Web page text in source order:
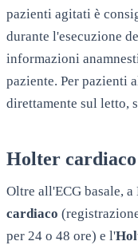
pazienti agitati è
durante l'esecuzione
informazioni
paziente. Per pazienti
direttamente sul letto,
Holter cardiaco
Oltre all'ECG basale, a
cardiaco
per 24 o 48 ore) e l'